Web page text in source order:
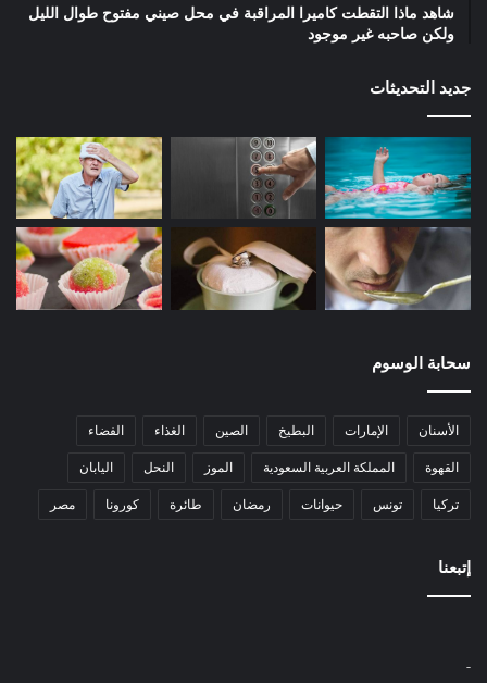
شاهد ماذا التقطت كاميرا المراقبة في محل صيني مفتوح طوال الليل
ولكن صاحبه غير موجود
جديد التحديثات
سحابة الوسوم
الأسنان الإمارات البطيخ الصين الغذاء
الفضاء
القهوة
المملكة العربية السعودية الموز النحل
اليابان
تركيا
تونس حيوانات رمضان طائرة كورونا مصر
إتبعنا
-